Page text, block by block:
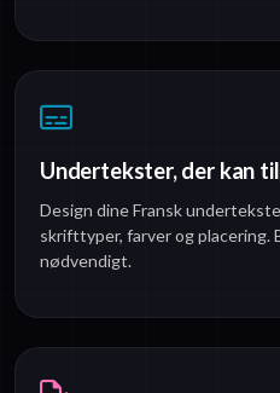
Undertekster, der kan
Design dine Fransk
skrifttyper, farver og placering.
nødvendigt.